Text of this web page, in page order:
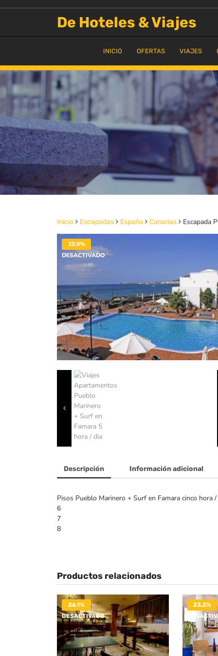
De Hoteles & Viajes
INICIO OFERTAS VIAJES
Inicio Escapadas España Canarias Escapada
20.9%
DESACTIVADO
Descripción Información adicional
Pisos Pueblo Marinero + Surf en Famara cinco hora
6
7
8
Productos relacionados
26.1%
DESACTIVADO
23.2%